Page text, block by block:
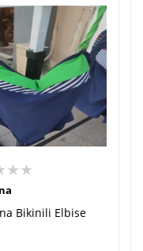
Bikinili Elbise